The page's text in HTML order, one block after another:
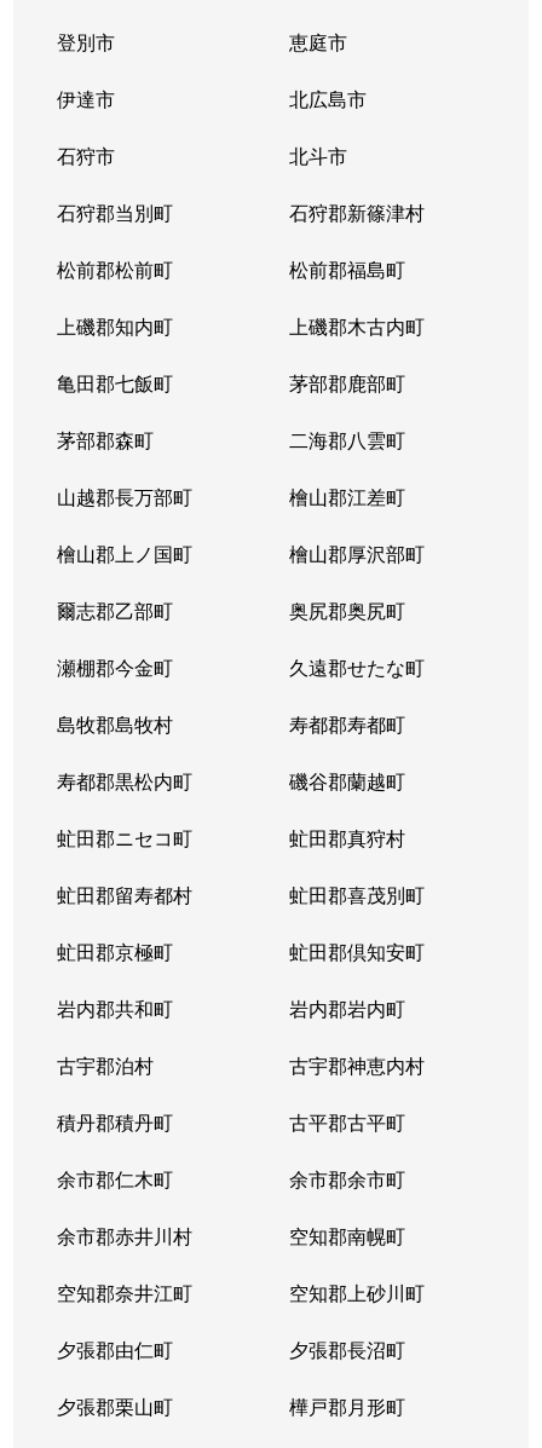
登別市 恵庭市
伊達市 北広島市
石狩市 北斗市
石狩郡当別町 石狩郡新篠津村
松前郡松前町 松前郡福島町
上磯郡知内町 上磯郡木古内町
亀田郡七飯町 茅部郡鹿部町
茅部郡森町 二海郡八雲町
山越郡長万部町 檜山郡江差町
檜山郡上ノ国町 檜山郡厚沢部町
爾志郡乙部町 奥尻郡奥尻町
瀬棚郡今金町 久遠郡せたな町
島牧郡島牧村 寿都郡寿都町
寿都郡黒松内町 磯谷郡蘭越町
虻田郡ニセコ町 虻田郡真狩村
虻田郡留寿都村 虻田郡喜茂別町
虻田郡京極町 虻田郡倶知安町
岩内郡共和町 岩内郡岩内町
古宇郡泊村 古宇郡神恵内村
積丹郡積丹町 古平郡古平町
余市郡仁木町 余市郡余市町
余市郡赤井川村 空知郡南幌町
空知郡奈井江町 空知郡上砂川町
夕張郡由仁町 夕張郡長沼町
夕張郡栗山町 樺戸郡月形町